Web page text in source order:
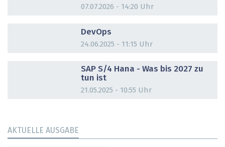
07.07.2026 - 14:20 Uhr
DevOps
24.06.2025 - 11:15 Uhr
SAP S/4 Hana - Was bis 2027 zu
tun ist
21.05.2025 - 10:55 Uhr
AKTUELLE AUSGABE